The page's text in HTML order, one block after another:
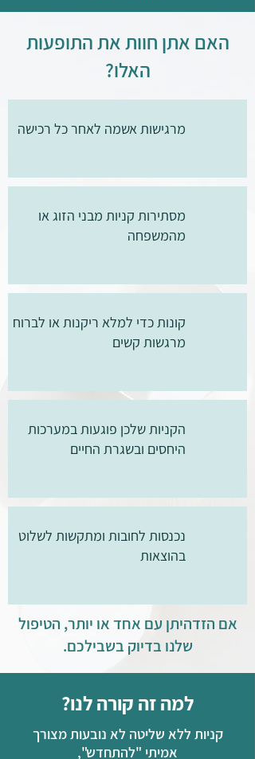
האם אתן חוות את התופעות
האלו?
מרגישות אשמה לאחר כל רכישה
מסתירות קניות מבני הזוג או
מהמשפחה
קונות כדי למלא ריקנות או לברוח
מרגשות קשים
הקניות שלכן פוגעות במערכות
היחסים ובשגרת החיים
נכנסות לחובות ומתקשות לשלוט
בהוצאות
אם הזדהיתן עם אחד או יותר, הטיפול
שלנו בדיוק בשבילכם.
למה זה קורה לנו?
קניות ללא שליטה לא נובעות מצורך
אמיתי "להתחדש",